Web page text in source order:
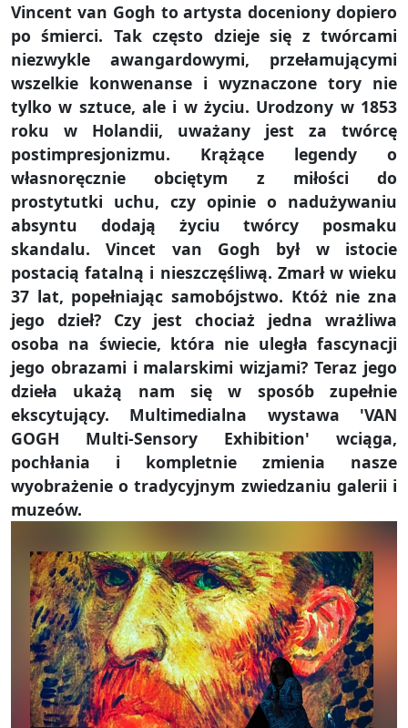
Vincent van Gogh to artysta doceniony dopiero
po śmierci. Tak często dzieje się z twórcami
niezwykle awangardowymi, przełamującymi
wszelkie konwenanse i wyznaczone tory nie
tylko w sztuce, ale i w życiu. Urodzony w 1853
roku w Holandii, uważany jest za twórcę
postimpresjonizmu. Krążące legendy o
własnoręcznie obciętym z miłości do
prostytutki uchu, czy opinie o nadużywaniu
absyntu dodają życiu twórcy posmaku
skandalu. Vincet van Gogh był w istocie
postacią fatalną i nieszczęśliwą. Zmarł w wieku
37 lat, popełniając samobójstwo. Któż nie zna
jego dzieł? Czy jest chociaż jedna wrażliwa
osoba na świecie, która nie uległa fascynacji
jego obrazami i malarskimi wizjami? Teraz jego
dzieła ukażą nam się w sposób zupełnie
ekscytujący. Multimedialna wystawa 'VAN
GOGH Multi-Sensory Exhibition' wciąga,
pochłania i kompletnie zmienia nasze
wyobrażenie o tradycyjnym zwiedzaniu galerii i
muzeów.